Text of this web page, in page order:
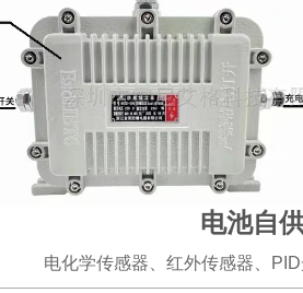
电池自
电化学传感器、红外传感器、